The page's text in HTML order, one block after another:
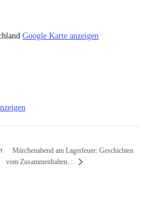
Google Karte anzeigen
Märchenabend am Lagerfeuer: Geschichten
vom Zusammenhalten…